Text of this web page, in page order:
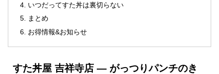
いつだってすた丼は裏切らない
まとめ
お得情報&お知らせ
すた丼屋 吉祥寺店 ― がっつりパンチのき